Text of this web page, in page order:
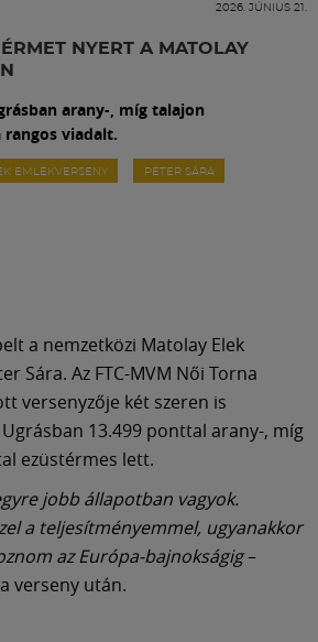
2026. JÚNIUS 21.
NYERT A MATOLAY
arany-, míg talajon
viadalt.
EMLÉKVERSENY PÉTER SÁRA
a nemzetközi Matolay Elek
Sára. Az FTC-MVM Női Torna
versenyzője két szeren is
13.499 ponttal arany-, míg
ezüstérmes lett.
jobb állapotban vagyok.
a teljesítményemmel, ugyanakkor
az Európa-bajnokságig–
verseny után.